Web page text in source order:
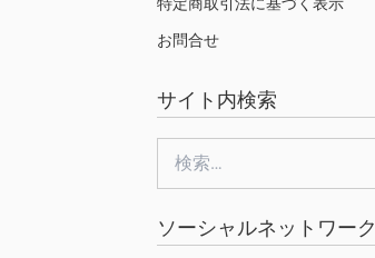
お問合せ
サイト内検索
索:
ソーシャルネットワーク